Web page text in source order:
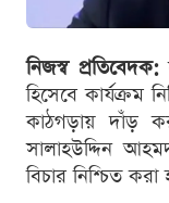
নিজস্ব প্রতিবেদক:
হিসেবে কার্যক্রম
কাঠগড়ায় দাঁড়
সালাহউদ্দিন
বিচার নিশ্চিত করা